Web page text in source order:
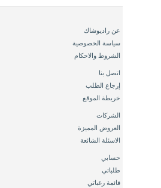
عن راديوشاك
سياسة الخصوصية
الشروط والاحكام
اتصل بنا
إرجاع الطلب
خريطة الموقع
الشركات
العروض المميزة
الاسئلة الشائعة
حسابي
طلباتي
قائمة رغباتي